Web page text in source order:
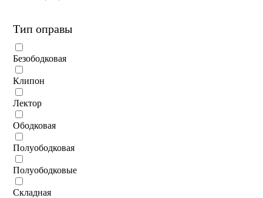
Тип оправы
Безободковая
Клипон
Лектор
Ободковая
Полуободковая
Полуободковые
Складная